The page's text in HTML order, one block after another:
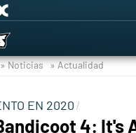
Hyrule Warriors:
Cyberpunk 2077
» Noticias » Actualidad
EN 2020
4: It's